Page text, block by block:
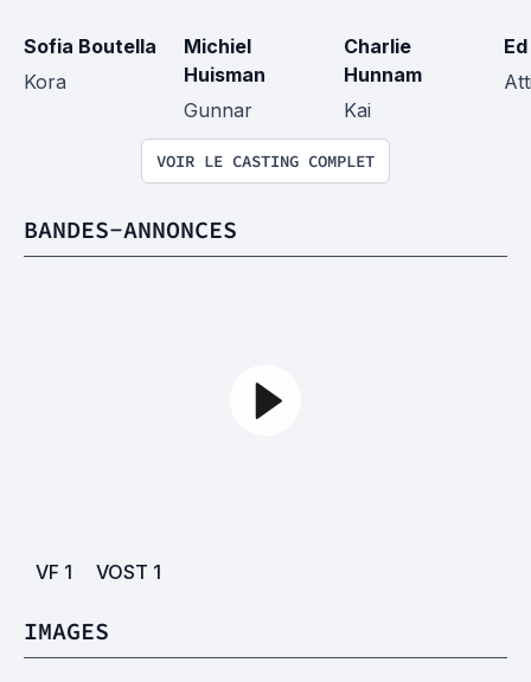
Sofia Boutella
Kora
Michiel
Huisman
Gunnar
Charlie
Hunnam
Kai
VOIR LE CASTING COMPLET
BANDES-ANNONCES
VF 1 VOST 1
IMAGES